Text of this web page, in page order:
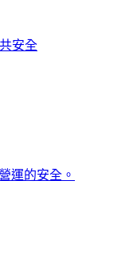
安全
運的安全。